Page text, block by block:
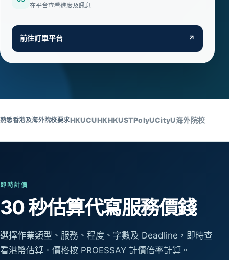
在平台查看進度及訊息
前往訂單平台 ↗
熟悉香港及海外院校要求HKUCUHKHKUSTPolyUCityU海外院校
即時計價
30 秒估算代寫服務價錢
選擇作業類型、服務、程度、字數及 Deadline，即時查
看港幣估算。價格按 PROESSAY 計價倍率計算。